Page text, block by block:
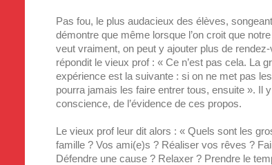
Pas fou, le plus audacieux des élèves,
démontre que même lorsque l’on croit que
veut vraiment, on peut y ajouter plus de
répondit le vieux prof : « Ce n’est pas cela. La
expérience est la suivante : si on ne met pas
pourra jamais les faire entrer tous, ensuite ». Il
conscience, de l’évidence de ces propos.
Le vieux prof leur dit alors : « Quels sont les
famille ? Vos ami(e)s ? Réaliser vos rêves ?
Défendre une cause ? Relaxer ? Prendre le